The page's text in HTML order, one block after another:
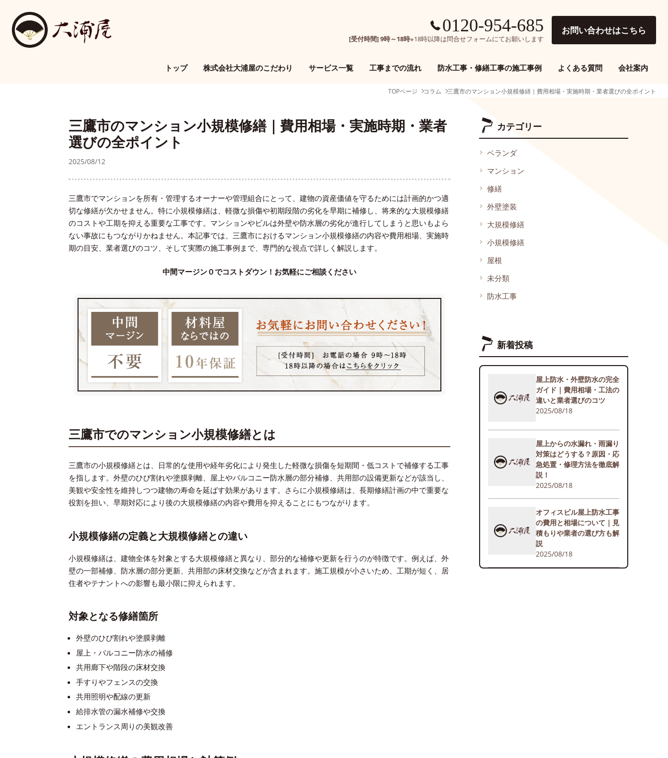
トップ 株式会社大浦屋のこだわり サービス一覧 工事までの流れ 防水工事・修繕工事の施工事例 よくある質問 会社案内
[受付時間] 9時～18時※18時以降は問合せフォームにてお願いします
0120-954-685 お問い合わせはこちら
TOPページ コラム 三鷹市のマンション小規模修繕｜費用相場・実施時期・業者選びの全ポイント
三鷹市のマンション小規模修繕｜費用相場・実施時期・業者
選びの全ポイント
2025/08/12
三鷹市でマンションを所有・管理するオーナーや管理組合にとって、建物の資産価値を守るためには計画的かつ適
切な修繕が欠かせません。特に小規模修繕は、軽微な損傷や初期段階の劣化を早期に補修し、将来的な大規模修繕
のコストや工期を抑える重要な工事です。マンションやビルは外壁や防水層の劣化が進行してしまうと思いもよら
ない事故にもつながりかねません。本記事では、三鷹市におけるマンション小規模修繕の内容や費用相場、実施時
期の目安、業者選びのコツ、そして実際の施工事例まで、専門的な視点で詳しく解説します。
中間マージン０でコストダウン！お気軽にご相談ください
三鷹市でのマンション小規模修繕とは
三鷹市の小規模修繕とは、日常的な使用や経年劣化により発生した軽微な損傷を短期間・低コストで補修する工事
を指します。外壁のひび割れや塗膜剥離、屋上やバルコニー防水層の部分補修、共用部の設備更新などが該当し、
美観や安全性を維持しつつ建物の寿命を延ばす効果があります。さらに小規模修繕は、長期修繕計画の中で重要な
役割を担い、早期対応により後の大規模修繕の内容や費用を抑えることにもつながります。
小規模修繕の定義と大規模修繕との違い
小規模修繕は、建物全体を対象とする大規模修繕と異なり、部分的な補修や更新を行うのが特徴です。例えば、外
壁の一部補修、防水層の部分更新、共用部の床材交換などが含まれます。施工規模が小さいため、工期が短く、居
住者やテナントへの影響も最小限に抑えられます。
対象となる修繕箇所
外壁のひび割れや塗膜剥離
屋上・バルコニー防水の補修
共用廊下や階段の床材交換
手すりやフェンスの交換
共用照明や配線の更新
給排水管の漏水補修や交換
エントランス周りの美観改善
カテゴリー
ベランダ
マンション
修繕
外壁塗装
大規模修繕
小規模修繕
屋根
未分類
防水工事
新着投稿
屋上防水・外壁防水の完全
ガイド｜費用相場・工法の
違いと業者選びのコツ
2025/08/18
屋上からの水漏れ・雨漏り
対策はどうする？原因・応
急処置・修理方法を徹底解
説！
2025/08/18
オフィスビル屋上防水工事
の費用と相場について｜見
積もりや業者の選び方も解
説
2025/08/18